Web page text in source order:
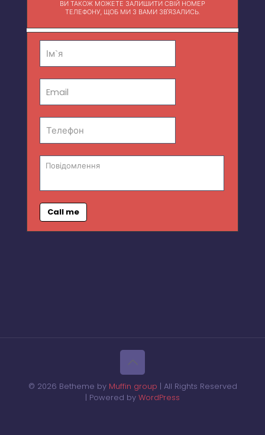
ВИ ТАКОЖ МОЖЕТЕ ЗАЛИШИТИ СВІЙ НОМЕР
ТЕЛЕФОНУ, ЩОБ МИ З ВАМИ ЗВ'ЯЗАЛИСЬ.
Call me
© 2026 Betheme by Muffin group | All Rights Reserved
| Powered by WordPress